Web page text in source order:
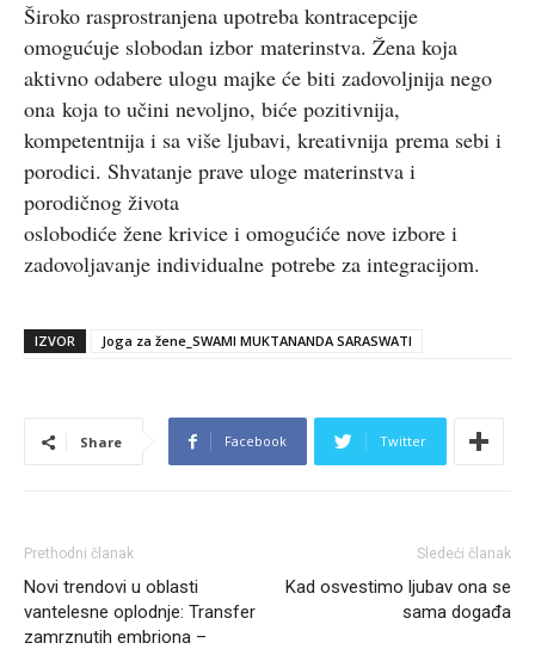
Široko rasprostranjena upotreba kontracepcije
omogućuje slobodan izbor materinstva. Žena koja
aktivno odabere ulogu majke će biti zadovoljnija nego
ona koja to učini nevoljno, biće pozitivnija,
kompetentnija i sa više ljubavi, kreativnija prema sebi i
porodici. Shvatanje prave uloge materinstva i
porodičnog života
oslobodiće žene krivice i omogućiće nove izbore i
zadovoljavanje individualne potrebe za integracijom.
IZVOR Joga za žene_SWAMI MUKTANANDA SARASWATI
Share Facebook Twitter
Prethodni članak
Novi trendovi u oblasti
vantelesne oplodnje: Transfer
zamrznutih embriona –
Sledeći članak
Kad osvestimo ljubav ona se
sama događa